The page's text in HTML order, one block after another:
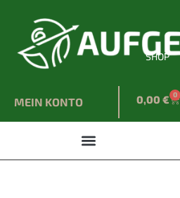
SHOP
MEIN KONTO 0,00 € 0